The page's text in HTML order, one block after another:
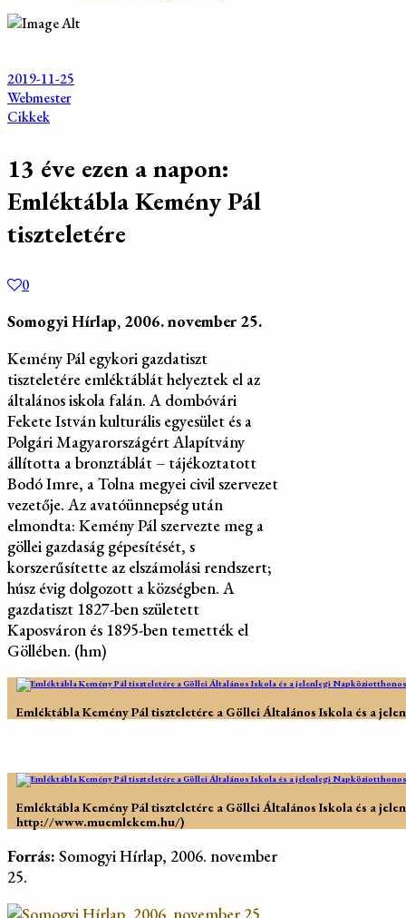
2019-11-25
Webmester
Cikkek
13 éve ezen a napon:
Emléktábla Kemény Pál
tiszteletére
0
Somogyi Hírlap, 2006. november 25.
Kemény Pál egykori gazdatiszt
tiszteletére emléktáblát helyeztek el az
általános iskola falán. A dombóvári
Fekete István kulturális egyesület és a
Polgári Magyarországért Alapítvány
állította a bronztáblát – tájékoztatott
Bodó Imre, a Tolna megyei civil szervezet
vezetője. Az avatóünnepség után
elmondta: Kemény Pál szervezte meg a
göllei gazdaság gépesítését, s
korszerűsítette az elszámolási rendszert;
húsz évig dolgozott a községben. A
gazdatiszt 1827-ben született
Kaposváron és 1895-ben temették el
Göllében. (hm)
Emléktábla Kemény Pál tiszteletére a Göllei Általános Iskola és a
Emléktábla Kemény Pál tiszteletére a Göllei Általános Iskola és a
http://www.muemlekem.hu/)
Forrás: Somogyi Hírlap, 2006. november
25.